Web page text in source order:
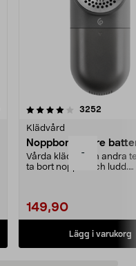
-
3252
Klädvård
Noppborttagare
Vårda kläder och andra
ta bort noppor och ludd.
149,90
Lägg i varukorg
4.5av 5 stjärnor